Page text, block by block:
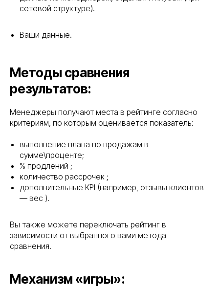
сетевой структуре).
Ваши данные.
Методы сравнения
результатов:
Менеджеры получают места в рейтинге согласно
критериям, по которым оценивается показатель:
выполнение плана по продажам в
сумме\проценте;
% продлений ;
количество рассрочек ;
дополнительные KPI (например, отзывы клиентов
— вес ).
Вы также можете переключать рейтинг в
зависимости от выбранного вами метода
сравнения.
Механизм «игры»: